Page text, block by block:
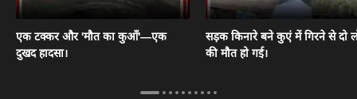
एक टक्कर और 'मौत का कुआँ'—एक
दुखद हादसा।
सड़क किनारे बने कुएं में गिरने से दो
की मौत हो गई।